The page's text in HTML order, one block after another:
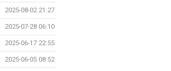
2025-08-02 21:27
2025-07-28 06:10
2025-06-17 22:55
2025-06-05 08:52